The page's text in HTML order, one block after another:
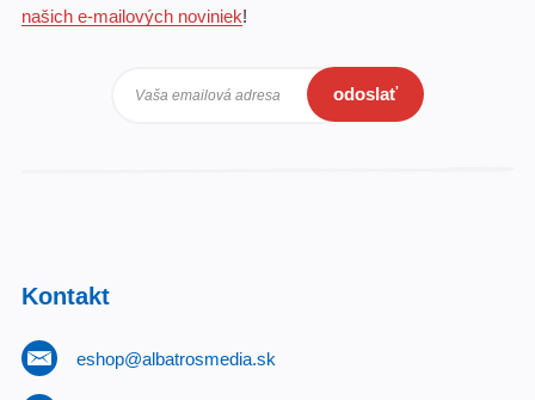
našich e-mailových noviniek!
Vaša emailová adresa odoslať
Kontakt
eshop@albatrosmedia.sk